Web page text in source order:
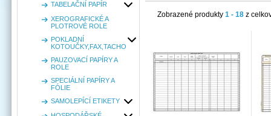
TABELAČNÍ PAPÍR
XEROGRAFICKÉ A
PLOTROVÉ ROLE
POKLADNÍ
KOTOUČKY,FAX,TACHO
PAUZOVACÍ PAPÍRY A
ROLE
SPECIÁLNÍ PAPÍRY A
FÓLIE
SAMOLEPÍCÍ ETIKETY
Zobrazené produkty 1 - 18 z